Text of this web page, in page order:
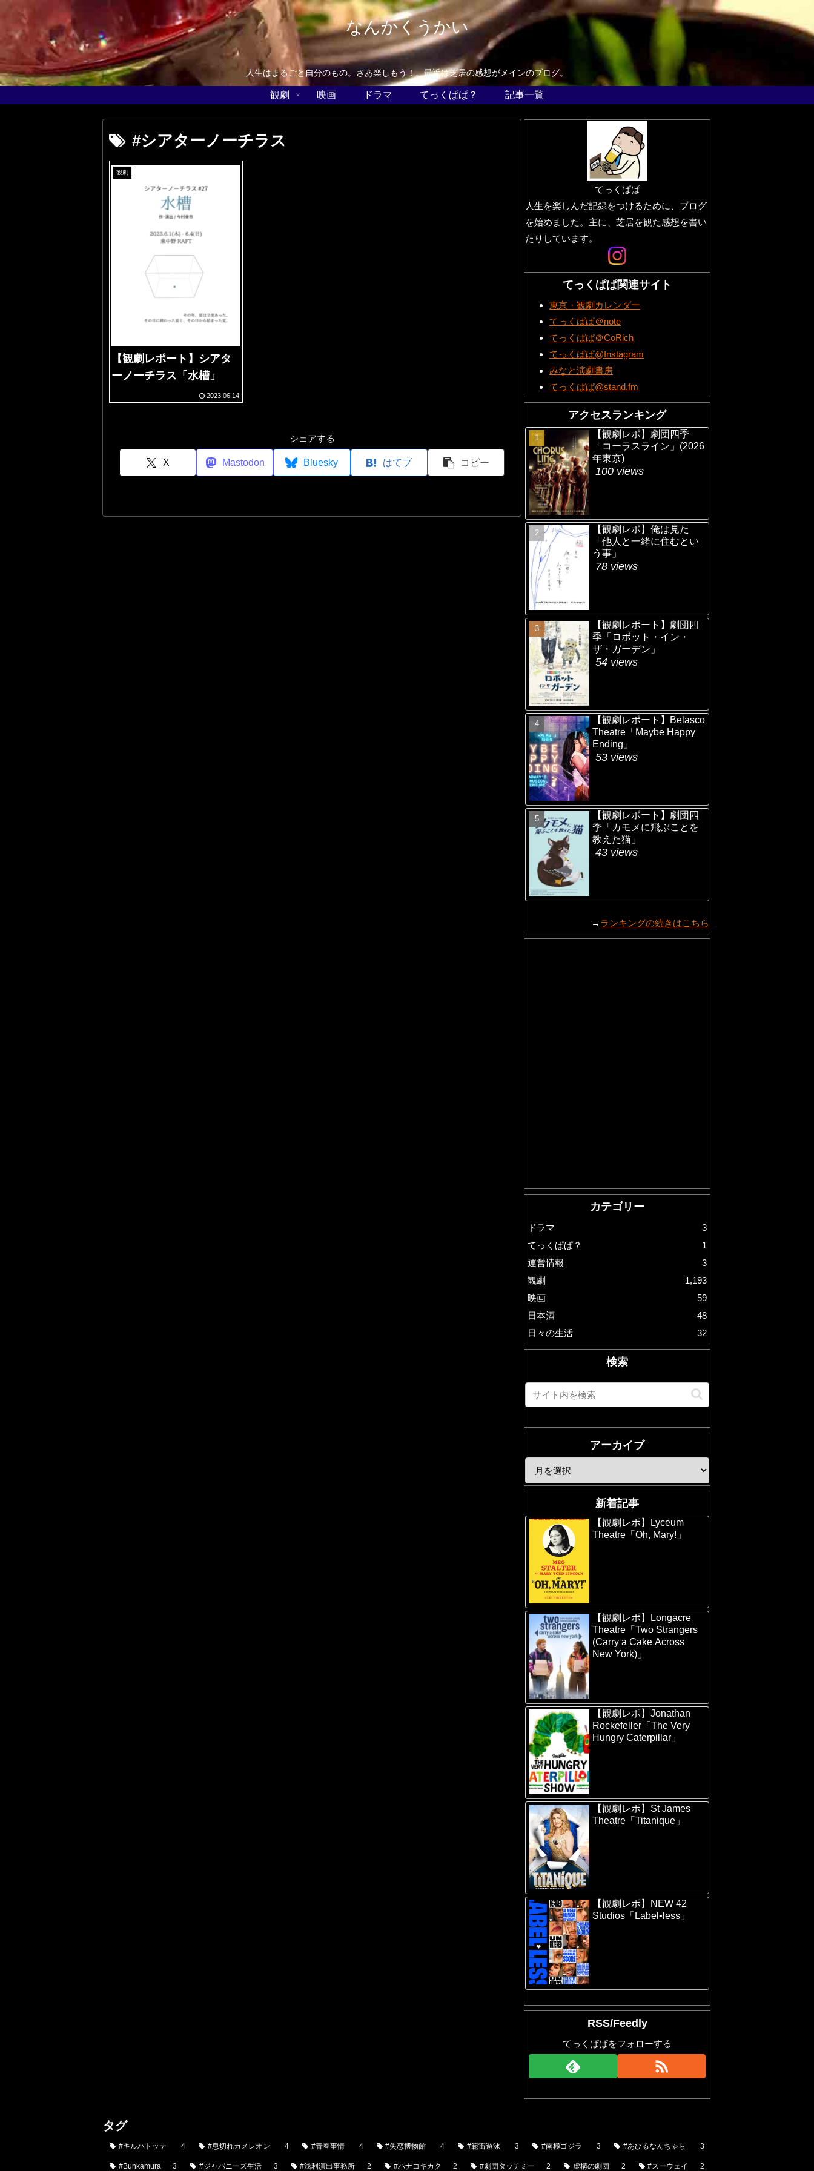
なんかくうかい
人生はまるごと自分のもの。さあ楽しもう！。最近は芝居の感想がメインのブログ。
観劇 映画 ドラマ てっくぱぱ？ 記事一覧
#シアターノーチラス
観劇
【観劇レポート】シアタ
ーノーチラス「水槽」
2023.06.14
シェアする
X Mastodon Bluesky はてブ コピー
てっくぱぱ
人生を楽しんだ記録をつけるために、ブログ
を始めました。主に、芝居を観た感想を書い
たりしています。
てっくぱぱ関連サイト
東京・観劇カレンダー
てっくぱぱ＠note
てっくぱぱ＠CoRich
てっくぱぱ@Instagram
みなと演劇書房
てっくぱぱ@stand.fm
アクセスランキング
【観劇レポ】劇団四季
「コーラスライン」(2026
年東京)
100 views
【観劇レポ】俺は見た
「他人と一緒に住むとい
う事」
78 views
【観劇レポート】劇団四
季「ロボット・イン・
ザ・ガーデン」
54 views
【観劇レポート】Belasco
Theatre「Maybe Happy
Ending」
53 views
【観劇レポート】劇団四
季「カモメに飛ぶことを
教えた猫」
43 views
→ ランキングの続きはこちら
カテゴリー
ドラマ
3
てっくぱぱ？
1
運営情報
3
観劇
1,193
映画
59
日本酒
48
日々の生活
32
検索
アーカイブ
新着記事
【観劇レポ】Lyceum
Theatre「Oh, Mary!」
【観劇レポ】Longacre
Theatre「Two Strangers
(Carry a Cake Across
New York)」
【観劇レポ】Jonathan
Rockefeller「The Very
Hungry Caterpillar」
【観劇レポ】St James
Theatre「Titanique」
【観劇レポ】NEW 42
Studios「Label•less」
RSS/Feedly
てっくぱぱをフォローする
タグ
#キルハトッテ 4 #息切れカメレオン 4 #青春事情 4 #失恋博物館 4 #範宙遊泳 3 #南極ゴジラ 3 #あひるなんちゃら 3
#Bunkamura 3 #ジャパニーズ生活 3 #浅利演出事務所 2 #ハナコキカク 2 #劇団タッチミー 2 虚構の劇団 2 #スーウェイ 2